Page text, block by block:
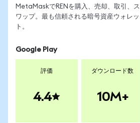
MetaMaskでRENを購入、売却、取引、ス
ワップ。最も信頼される暗号資産ウォレッ
ト。
Google Play
評価
4.4
ダウンロード数
10M+